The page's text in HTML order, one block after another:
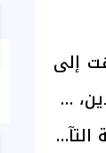
إلى
كل من بسام غفور، 21 عامًا، من كانساس وإلياس شمس الدين، 21
تهمة التآمر